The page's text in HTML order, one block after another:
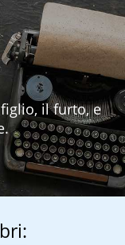
il furto, e